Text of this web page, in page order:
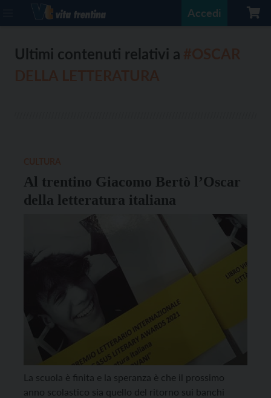
Accedi
Ultimi contenuti relativi a
Al trentino Giacomo Bertò l’Oscar
della letteratura italiana
La scuola è finita e la speranza è che il prossimo
anno scolastico sia quello del ritorno sui banchi